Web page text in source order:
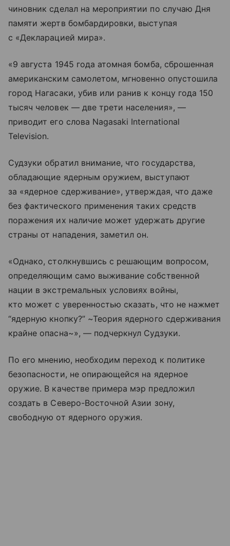
чиновник сделал на мероприятии по случаю Дня
памяти жертв бомбардировки, выступая
с «Декларацией мира».
«9 августа 1945 года атомная бомба, сброшенная
американским самолетом, мгновенно опустошила
город Нагасаки, убив или ранив к концу года 150
тысяч человек — две трети населения», —
приводит его слова Nagasaki International
Television.
Судзуки обратил внимание, что государства,
обладающие ядерным оружием, выступают
за «ядерное сдерживание», утверждая, что даже
без фактического применения таких средств
поражения их наличие может удержать другие
страны от нападения, заметил он.
«Однако, столкнувшись с решающим вопросом,
определяющим само выживание собственной
нации в экстремальных условиях войны,
кто может с уверенностью сказать, что не нажмет
“ядерную кнопку?” ~Теория ядерного сдерживания
крайне опасна~», — подчеркнул Судзуки.
По его мнению, необходим переход к политике
безопасности, не опирающейся на ядерное
оружие. В качестве примера мэр предложил
создать в Северо-Восточной Азии зону,
свободную от ядерного оружия.